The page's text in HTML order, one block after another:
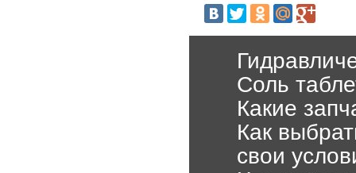
Соль
Какие
Как
свои